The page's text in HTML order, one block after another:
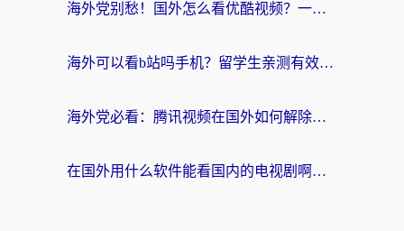
海外党别愁！国外怎么看优酷视频？一招解决追剧、看直播难题
海外可以看b站吗手机？留学生亲测有效的回国加速指南
海外党必看：腾讯视频在国外如何解除地域限制？附优酷咪咕使用指南
在国外用什么软件能看国内的电视剧啊？留学生亲测有效的回国加速方案